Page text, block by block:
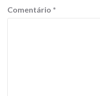
Comentário *